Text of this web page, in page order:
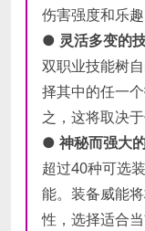
伤害强度和乐趣
● 灵活多变的
双职业技能树
择其中的任一
之，这将取决
● 神秘而强大
超过40种可选
能。装备威能
性，选择适合